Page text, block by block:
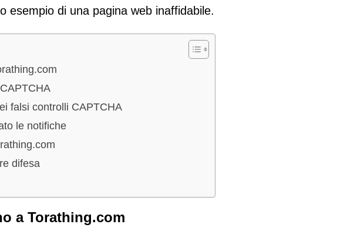
esempio di una pagina web inaffidabile.
falsi controlli CAPTCHA
le notifiche
difesa
a Torathing.com